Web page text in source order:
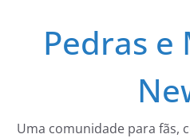
Pedras
Uma comunidade para fãs,